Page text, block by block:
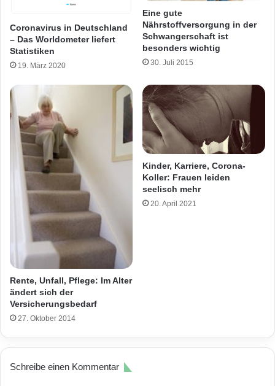
Coronavirus in Deutschland
– Das Worldometer liefert
Statistiken
19. März 2020
Eine gute
Nährstoffversorgung in der
Schwangerschaft ist
besonders wichtig
30. Juli 2015
Rente, Unfall, Pflege: Im Alter
ändert sich der
Versicherungsbedarf
27. Oktober 2014
Kinder, Karriere, Corona-
Koller: Frauen leiden
seelisch mehr
20. April 2021
Schreibe einen Kommentar